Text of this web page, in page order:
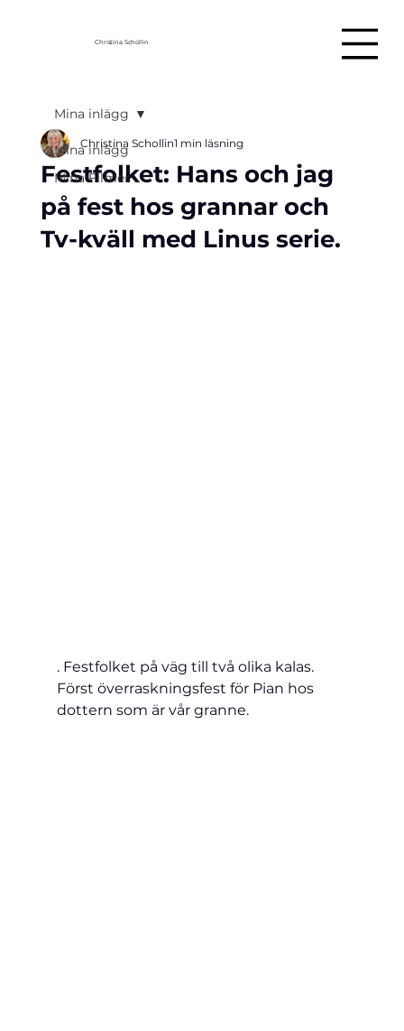
Christina Schollin
Mina inlägg
Mina Filmer
Mina inlägg
Festfolket: Hans och jag
på fest hos grannar och
Tv-kväll med Linus serie.
Christina Schollin1 min läsning
. Festfolket på väg till två olika kalas.
Först överraskningsfest för Pian hos
dottern som är vår granne.